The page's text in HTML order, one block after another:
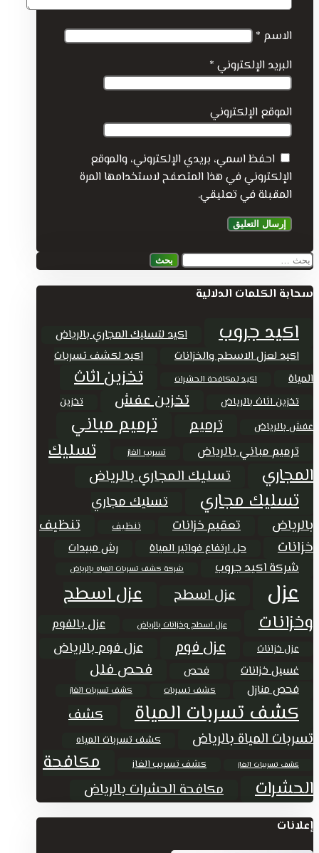
الاسم *
البريد الإلكتروني *
الموقع الإلكتروني
احفظ اسمي، بريدي الإلكتروني، والموقع
الإلكتروني في هذا المتصفح لاستخدامها المرة
المقبلة في تعليقي.
البحث
سحابة الكلمات الدلالية
اكيد جروب اكيد لتسليك المجاري بالرياض
اكيد لعزل الاسطح والخزانات
اكيد لكشف تسربات
المياة
اكيد لمكافحة الحشرات تخزين اثاث
تخزين اثاث بالرياض تخزين عفش
تخزين
عفش بالرياض
ترميم ترميم مباني
ترميم مباني بالرياض تسريب الغاز
تسليك
المجاري
تسليك المجاري بالرياض
تسليك مجاري
تسليك مجاري
بالرياض
تعقيم خزانات تنظيف
تنظيف
خزانات
حل ارتفاع فواتير المياة رش مبيدات
شركة اكيد جروب شركة كشف تسربات المياه بالرياض
عزل عزل اسطح
عزل اسطح
وخزانات
عزل اسطح وخزانات بالرياض عزل بالفوم
عزل خزانات عزل فوم عزل فوم بالرياض
غسيل خزانات فحص فحص فلل
فحص منازل كشف تسربات كشف تسربات الغاز
كشف تسربات المياة
كشف
تسربات المياة بالرياض
كشف تسربات المياه
كشف تسريبات الغاز كشف تسريب الغاز
مكافحة
الحشرات
مكافحة الحشرات بالرياض
إعلانات